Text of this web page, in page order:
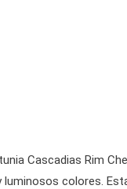
Cascadias Rim
luminosos colores.